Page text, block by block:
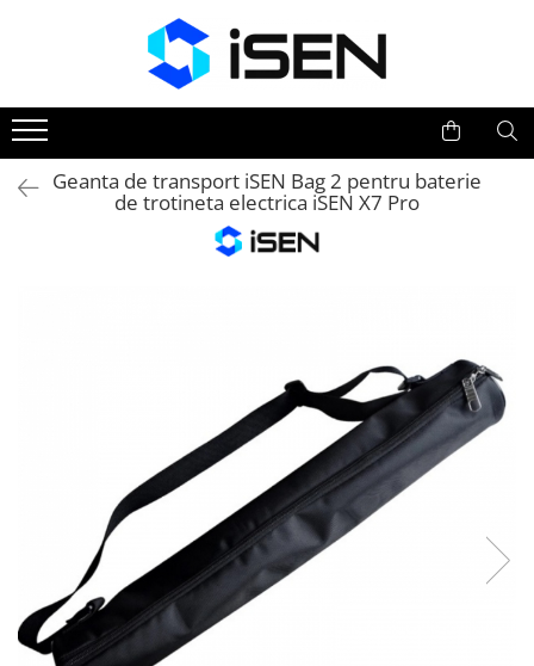
Trotinete electrice
Piese si accesorii
Geanta de transport iSEN Bag 2 pentru baterie
de trotineta electrica iSEN X7 Pro